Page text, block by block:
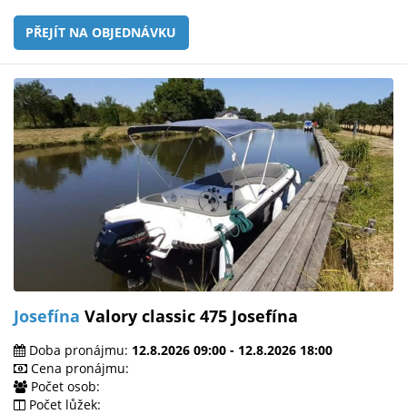
PŘEJÍT NA OBJEDNÁVKU
Josefína Valory classic 475 Josefína
Doba pronájmu: 12.8.2026 09:00 - 12.8.2026 18:00
Cena pronájmu:
Počet osob:
Počet lůžek: